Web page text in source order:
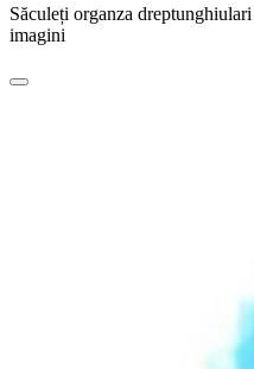
Săculeți organza
imagini